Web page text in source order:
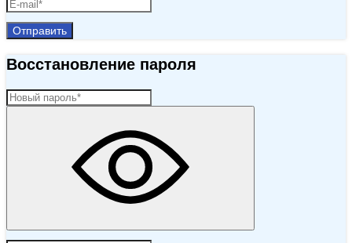
Отправить
Восстановление пароля